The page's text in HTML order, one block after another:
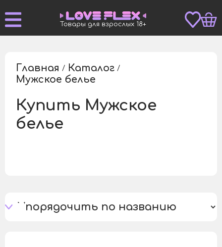
Товары для взрослых 18+
Главная / Каталог /
Мужское белье
Купить Мужское
белье